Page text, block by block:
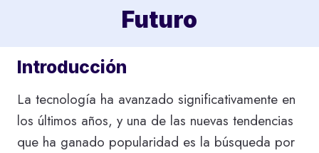
Futuro
Introducción
La tecnología ha avanzado significativamente en
los últimos años, y una de las nuevas tendencias
que ha ganado popularidad es la búsqueda por